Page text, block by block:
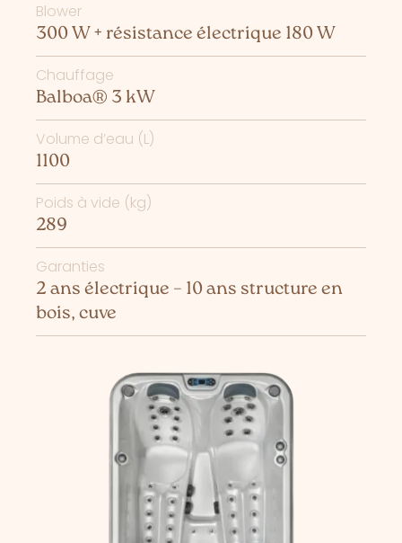
Blower
300 W + résistance électrique 180 W
Chauffage
Balboa® 3 kW
Volume d’eau (L)
1100
Poids à vide (kg)
289
Garanties
2 ans électrique – 10 ans structure en
bois, cuve